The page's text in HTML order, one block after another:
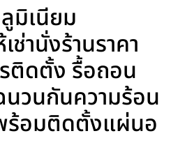
มิเนียม
ช่านั่งร้านราคา
ติดตั้ง รื้อถอน
นวนกันความร้อน
ร้อมติดตั้งแผ่นอ